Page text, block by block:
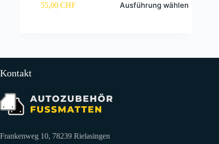
55,00 CHF Ausführung wählen
Optionen
können
auf
Produktseite
gewählt
werden
Kontakt
Frankenweg 10, 78239 Rielasingen